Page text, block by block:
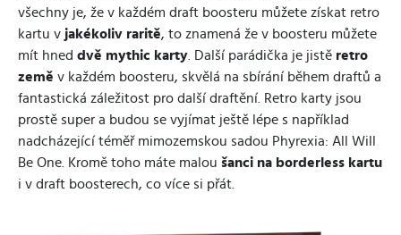
všechny je, že v každém draft boosteru můžete získat retro
kartu v jakékoliv raritě, to znamená že v boosteru můžete
mít hned dvě mythic karty. Další parádička je jistě retro
země v každém boosteru, skvělá na sbírání během draftů a
fantastická záležitost pro další draftění. Retro karty jsou
prostě super a budou se vyjímat ještě lépe s například
nadcházející téměř mimozemskou sadou Phyrexia: All Will
Be One. Kromě toho máte malou šanci na borderless kartu
i v draft boosterech, co více si přát.